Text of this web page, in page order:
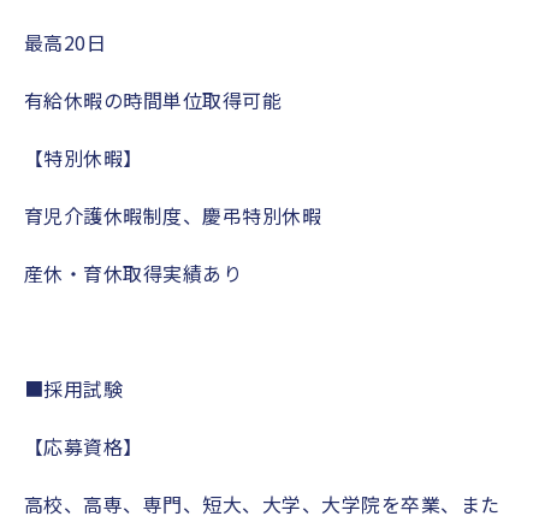
最高20日
有給休暇の時間単位取得可能
【特別休暇】
育児介護休暇制度、慶弔特別休暇
産休・育休取得実績あり
■採用試験
【応募資格】
高校、高専、専門、短大、大学、大学院を卒業、また